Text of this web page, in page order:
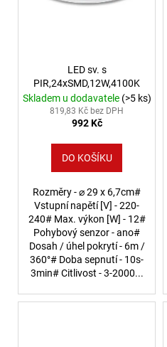
LED sv. s
PIR,24xSMD,12W,4100K
Skladem u dodavatele (>5 ks)
819,83 Kč bez DPH
992 Kč
DO KOŠÍKU
Rozměry - ⌀ 29 x 6,7cm#
Vstupní napětí [V] - 220-
240# Max. výkon [W] - 12#
Pohybový senzor - ano#
Dosah / úhel pokrytí - 6m /
360°# Doba sepnutí - 10s-
3min# Citlivost - 3-2000...